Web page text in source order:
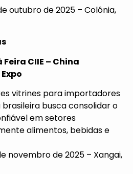
outubro de 2025 – Colônia,
CIIE – China
vitrines para importadores
busca consolidar o
em setores
alimentos, bebidas e
novembro de 2025 – Xangai,